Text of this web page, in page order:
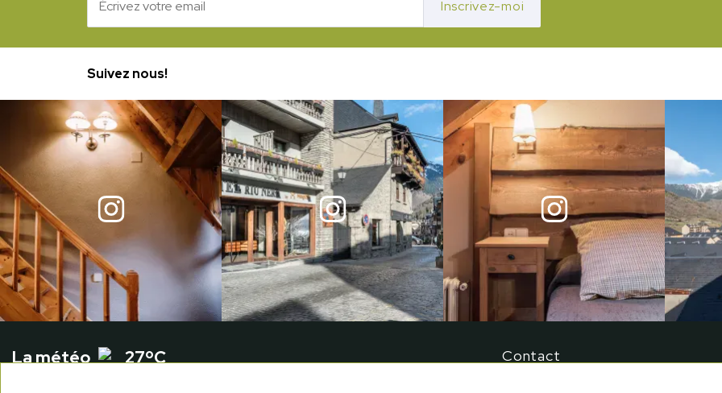
Inscrivez-moi
Suivez nous!
La météo 27ºC Contact